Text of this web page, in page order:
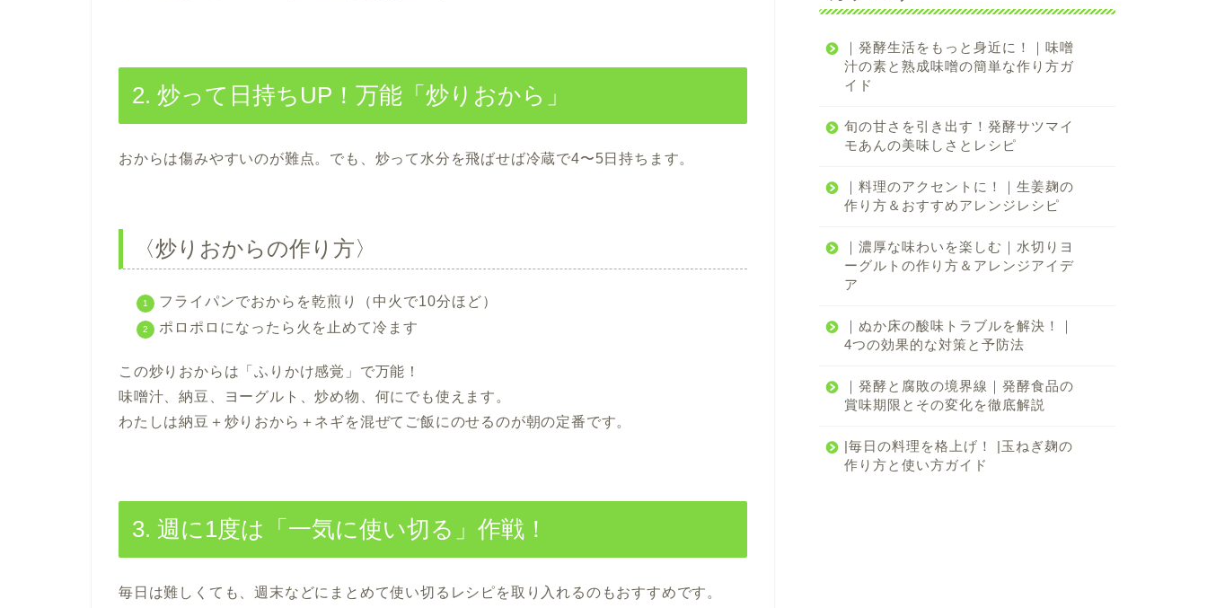
2. 炒って日持ちUP！万能「炒りおから」
おからは傷みやすいのが難点。でも、炒って水分を飛ばせば冷蔵で4〜5日持ちます。
〈炒りおからの作り方〉
フライパンでおからを乾煎り（中火で10分ほど）
ポロポロになったら火を止めて冷ます
この炒りおからは「ふりかけ感覚」で万能！
味噌汁、納豆、ヨーグルト、炒め物、何にでも使えます。
わたしは納豆＋炒りおから＋ネギを混ぜてご飯にのせるのが朝の定番です。
3. 週に1度は「一気に使い切る」作戦！
毎日は難しくても、週末などにまとめて使い切るレシピを取り入れるのもおすすめです。
｜発酵生活をもっと身近に！｜味噌
汁の素と熟成味噌の簡単な作り方ガ
イド
旬の甘さを引き出す！発酵サツマイ
モあんの美味しさとレシピ
｜料理のアクセントに！｜生姜麹の
作り方＆おすすめアレンジレシピ
｜濃厚な味わいを楽しむ｜水切りヨ
ーグルトの作り方＆アレンジアイデ
ア
｜ぬか床の酸味トラブルを解決！｜
4つの効果的な対策と予防法
｜発酵と腐敗の境界線｜発酵食品の
賞味期限とその変化を徹底解説
|毎日の料理を格上げ！ |玉ねぎ麹の
作り方と使い方ガイド